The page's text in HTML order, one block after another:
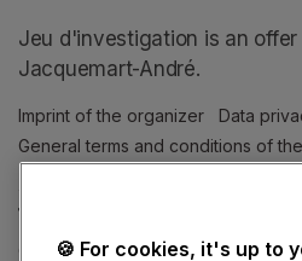
Jeu d'investigation is an
Jacquemart-André.
Imprint of the organizer (opens in
Data
General terms and conditions of
Cookie settings(opens in a new
Data privacy
🍪 For cookies, it's up to